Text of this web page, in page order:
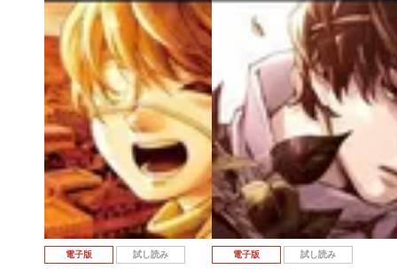
電子版 試し読み 電子版 試し読み